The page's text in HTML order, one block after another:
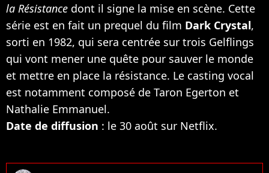
la Résistance dont il signe la mise en scène. Cette
série est en fait un prequel du film Dark Crystal,
sorti en 1982, qui sera centrée sur trois Gelflings
qui vont mener une quête pour sauver le monde
et mettre en place la résistance. Le casting vocal
est notamment composé de Taron Egerton et
Nathalie Emmanuel.
Date de diffusion : le 30 août sur Netflix.